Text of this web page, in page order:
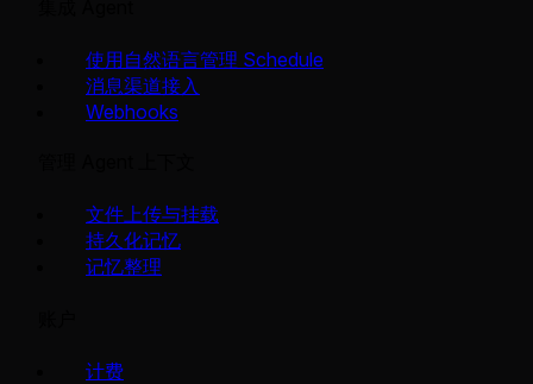
使用自然语言管理 Schedule
消息渠道接入
Webhooks
文件上传与挂载
持久化记忆
记忆整理
计费